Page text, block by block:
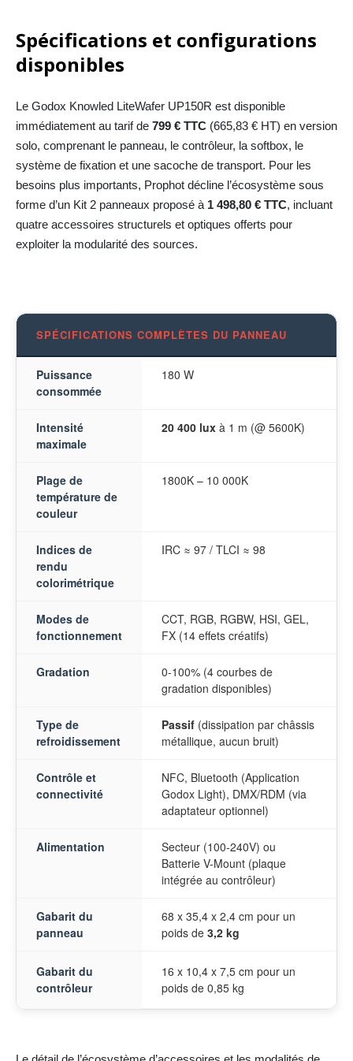
Spécifications et configurations
disponibles
Le Godox Knowled LiteWafer UP150R est disponible
immédiatement au tarif de 799 € TTC (665,83 € HT) en version
solo, comprenant le panneau, le contrôleur, la softbox, le
système de fixation et une sacoche de transport. Pour les
besoins plus importants, Prophot décline l’écosystème sous
forme d’un Kit 2 panneaux proposé à 1 498,80 € TTC, incluant
quatre accessoires structurels et optiques offerts pour
exploiter la modularité des sources.
SPÉCIFICATIONS COMPLÈTES DU PANNEAU
Puissance
consommée
180 W
Intensité
maximale
20 400 lux à 1 m (@ 5600K)
Plage de
température de
couleur
1800K – 10 000K
Indices de
rendu
colorimétrique
IRC ≈ 97 / TLCI ≈ 98
Modes de
fonctionnement
CCT, RGB, RGBW, HSI, GEL,
FX (14 effets créatifs)
Gradation
0-100% (4 courbes de
gradation disponibles)
Type de
refroidissement
Passif (dissipation par châssis
métallique, aucun bruit)
Contrôle et
connectivité
NFC, Bluetooth (Application
Godox Light), DMX/RDM (via
adaptateur optionnel)
Alimentation
Secteur (100-240V) ou
Batterie V-Mount (plaque
intégrée au contrôleur)
Gabarit du
panneau
68 x 35,4 x 2,4 cm pour un
poids de 3,2 kg
Gabarit du
contrôleur
16 x 10,4 x 7,5 cm pour un
poids de 0,85 kg